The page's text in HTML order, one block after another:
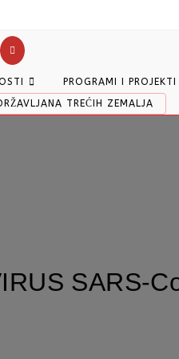
PROGRAMI I PROJEKTI
TREĆIH ZEMALJA
SARS-